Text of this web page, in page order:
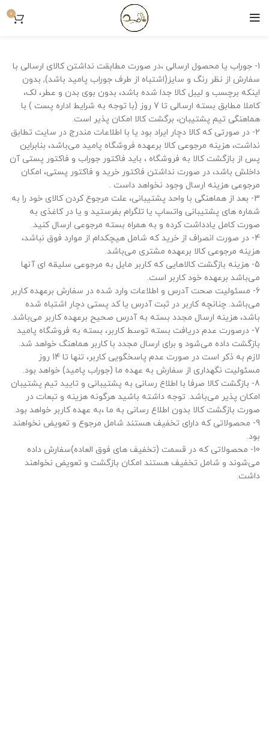
0
1- جوراب یا محصول ارسالی ،در صورت مطابقت نداشتن کالای ارسالی با
سفارش از نظر رنگ و سایز(اشتباه از طرف جوراب پامید باشد), بدون
اینکه برچسب و لیبل کالا جدا شده باشد، بدون بوی بدن و عطر، لک،
کاملا مطابق بسته ارسالی تا 7 روز (با توجه به شرایط اداره پست ) با
هماهنگی تیم پشتیبان، برگشت کالا امکان پذیر است.
2- در صورتی که کالا دچار ایراد بود یا با اطلاعات مندرج در سایت تطابق
نداشت، هزینه مرجوعی کالا برعهده فروشگاه پامید می‌باشد، بنابراین
پس از بازگشت کالا به فروشگاه ، باید فاکتور جوراب و فاکتور پستی آن
داخلش باشد، در صورت نداشتن فاکتور خرید و فاکتور پستی، امکان
مرجوعی هزینه ارسال وجود نخواهد داست .
3- بعد از هماهنگی با واحد پشتیبانی، علت مرجوع کردن کالای خود را به
شماره های پشتیبانی واتساپ یا تلگرام بفرستید و یا در کاغذی به
صورت کامل یادداشت کرده و به همراه بسته مرجوعی ارسال کنید.
4- در صورت انصراف از خرید که شامل هیچکدام از موارد فوق نباشد،
هزینه مرجوعی کالا برعهده مشتری می‌باشد.
5- هزینه بازگشت کالاهایی که کاربر مایل به مرجوعی سلیقه ای آنها
می‌باشد برعهده خود کاربر است.
6- مسئولیت صحت آدرس و اطلاعات وارد شده در سفارش برعهده کاربر
می‌باشد. چنانچه کاربر در ثبت آدرس یا کد پستی دچار اشتباه شده
باشد، هزینه ارسال مجدد بسته به آدرس صحیح برعهده کاربر می‌باشد.
7- درصورت عدم دریافت بسته توسط کاربر، بسته به فروشگاه پامید
بازگشت داده می‌شود و برای ارسال مجدد با کاربر هماهنگ خواهد شد.
لازم به ذکر است در صورت عدم پاسخگویی کاربر، تنها تا 14 روز
مسئولیت نگهداری از سفارش به عهده ما (جوراب پامید) خواهد بود.
8- بازگشت کالا صرفا با اطلاع رسانی به پشتیبانی و تایید تیم پشتیبان
امکان پذیر می‌باشد. توجه داشته باشید هرگونه هزینه و تبعات در
صورت بازگشت کالا بدون اطلاع رسانی به ما ،به عهده کاربر خواهد بود.
9- محصولاتی که دارای تخفیف هستند شامل مرجوع و تعویض نخواهند
بود.
10- محصولاتی که در قسمت (تخفیف های فوق العاده)سفارش داده
می‌شوند و شامل تخفیف هستند امکان بازگشت و تعویض نخواهند
داشت.